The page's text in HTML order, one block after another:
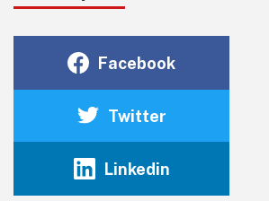
Facebook
Twitter
Linkedin